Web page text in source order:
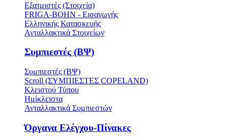
Εξατμιστές (Στοιχεία)
FRIGA-BOHN - Εισαγωγής
Ελληνικής Κατασκευής
Ανταλλακτικά Στοιχείων
Συμπιεστές (ΒΨ)
Συμπιεστές (ΒΨ)
Scroll (ΣΥΜΠΙΕΣΤΕΣ COPELAND)
Κλειστού Τύπου
Ημίκλειστα
Ανταλλακτικά Συμπιεστών
Όργανα Ελέγχου-Πίνακες